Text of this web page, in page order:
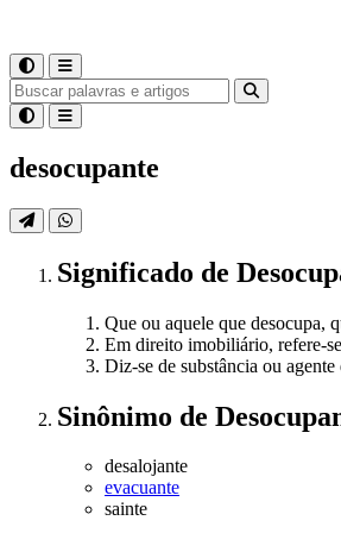
desocupante
Significado de
Que ou aquele que desocupa,
Em direito imobiliário, refere-
Diz-se de substância ou
Sinônimo de
desalojante
evacuante
sainte